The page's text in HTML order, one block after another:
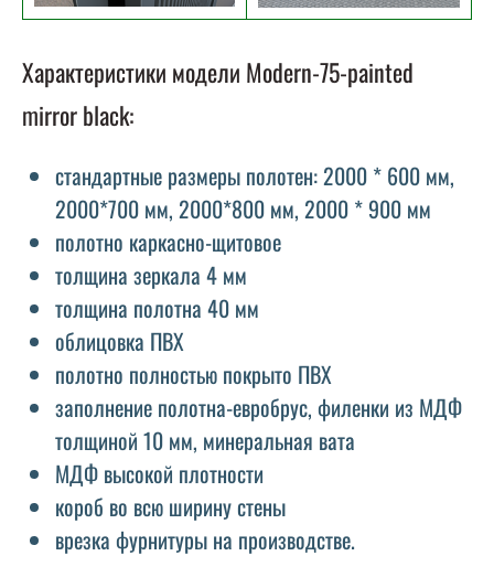
Характеристики модели Modern-75-painted
mirror black:
стандартные размеры полотен: 2000 * 600 мм,
2000*700 мм, 2000*800 мм, 2000 * 900 мм
полотно каркасно-щитовое
толщина зеркала 4 мм
толщина полотна 40 мм
облицовка ПВХ
полотно полностью покрыто ПВХ
заполнение полотна-евробрус, филенки из МДФ
толщиной 10 мм, минеральная вата
МДФ высокой плотности
короб во всю ширину стены
врезка фурнитуры на производстве.